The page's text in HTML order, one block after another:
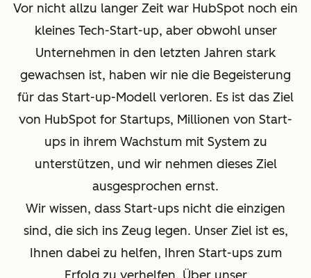
Vor nicht allzu langer Zeit war HubSpot noch ein
kleines Tech-Start-up, aber obwohl unser
Unternehmen in den letzten Jahren stark
gewachsen ist, haben wir nie die Begeisterung
für das Start-up-Modell verloren. Es ist das Ziel
von HubSpot for Startups, Millionen von Start-
ups in ihrem Wachstum mit System zu
unterstützen, und wir nehmen dieses Ziel
ausgesprochen ernst.
Wir wissen, dass Start-ups nicht die einzigen
sind, die sich ins Zeug legen. Unser Ziel ist es,
Ihnen dabei zu helfen, Ihren Start-ups zum